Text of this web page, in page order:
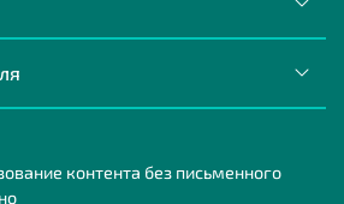
контента без письменного